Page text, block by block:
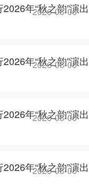
年“秋之韵”演出
2026-08-06
年“秋之韵”演出
2026-08-05
年“秋之韵”演出
2026-08-05
年“秋之韵”演出
2026-08-05